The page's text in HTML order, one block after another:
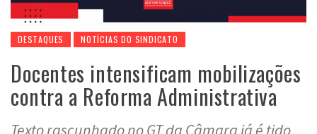
DESTAQUES NOTÍCIAS DO SINDICATO
Docentes intensificam mobilizações
contra a Reforma Administrativa
Texto rascunhado no GT da Câmara já é tido